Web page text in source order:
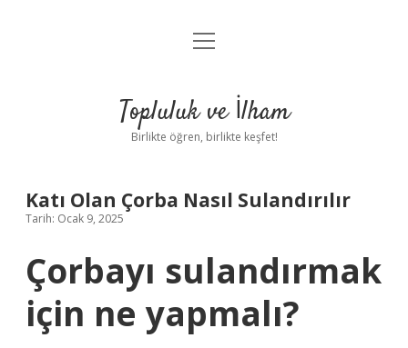
Anasayfa
Yasal Uyarı
menüyü
Topluluk ve İlham
Birlikte öğren, birlikte keşfet!
Katı Olan Çorba Nasıl Sulandırılır
Tarih: Ocak 9, 2025
Çorbayı sulandırmak
için ne yapmalı?